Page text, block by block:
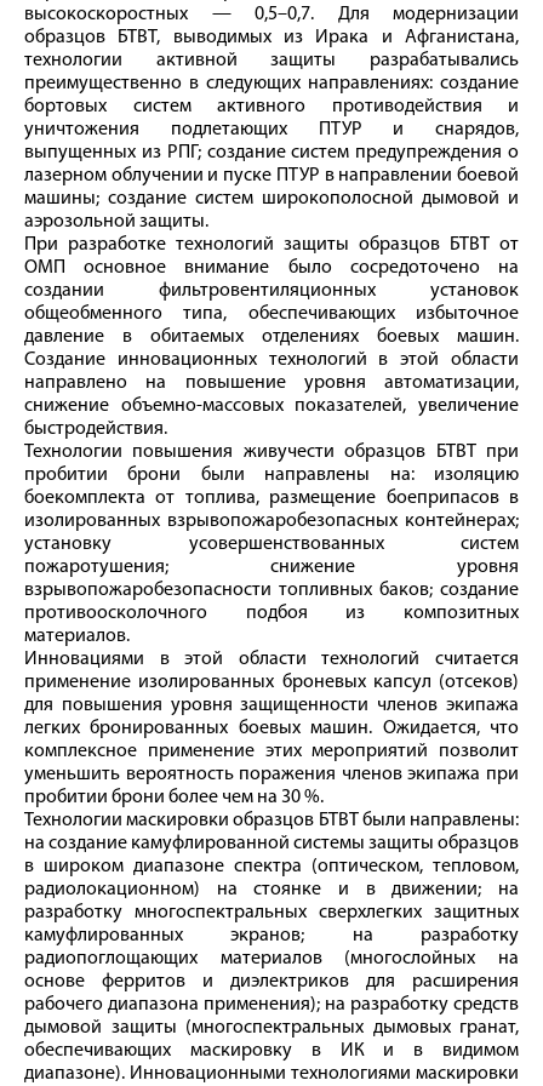
высокоскоростных — 0,5–0,7. Для модернизации
образцов БТВТ, выводимых из Ирака и Афганистана,
технологии активной защиты разрабатывались
преимущественно в следующих направлениях: создание
бортовых систем активного противодействия и
уничтожения подлетающих ПТУР и снарядов,
выпущенных из РПГ; создание систем предупреждения о
лазерном облучении и пуске ПТУР в направлении боевой
машины; создание систем широкополосной дымовой и
аэрозольной защиты.
При разработке технологий защиты образцов БТВТ от
ОМП основное внимание было сосредоточено на
создании фильтровентиляционных установок
общеобменного типа, обеспечивающих избыточное
давление в обитаемых отделениях боевых машин.
Создание инновационных технологий в этой области
направлено на повышение уровня автоматизации,
снижение объемно-­массовых показателей, увеличение
быстродействия.
Технологии повышения живучести образцов БТВТ при
пробитии брони были направлены на: изоляцию
боекомплекта от топлива, размещение боеприпасов в
изолированных взрывопожаробезопасных контейнерах;
установку усовершенствованных систем
пожаротушения; снижение уровня
взрывопожаробезопасности топливных баков; создание
противоосколочного подбоя из композитных
материалов.
Инновациями в этой области технологий считается
применение изолированных броневых капсул (отсеков)
для повышения уровня защищенности членов экипажа
легких бронированных боевых машин. Ожидается, что
комплексное применение этих мероприятий позволит
уменьшить вероятность поражения членов экипажа при
пробитии брони более чем на 30 %.
Технологии маскировки образцов БТВТ были направлены:
на создание камуфлированной системы защиты образцов
в широком диапазоне спектра (оптическом, тепловом,
радиолокационном) на стоянке и в движении; на
разработку многоспектральных сверхлегких защитных
камуфлированных экранов; на разработку
радиопоглощающих материалов (многослойных на
основе ферритов и диэлектриков для расширения
рабочего диапазона применения); на разработку средств
дымовой защиты (многоспектральных дымовых гранат,
обеспечивающих маскировку в ИК и в видимом
диапазоне). Инновационными технологиями маскировки